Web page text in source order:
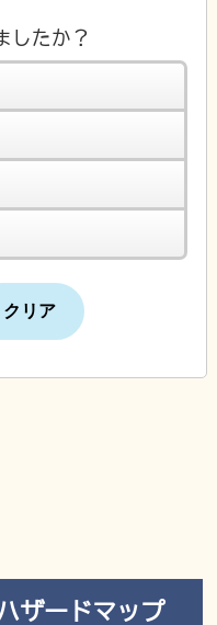
したか？
ザードマップ